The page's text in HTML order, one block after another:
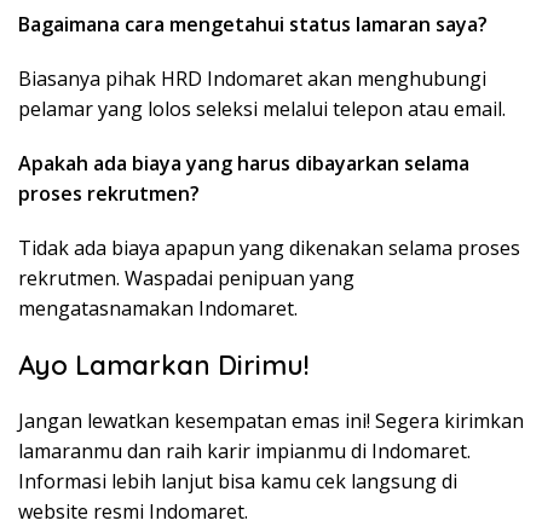
Bagaimana cara mengetahui status lamaran saya?
Biasanya pihak HRD Indomaret akan menghubungi
pelamar yang lolos seleksi melalui telepon atau email.
Apakah ada biaya yang harus dibayarkan selama
proses rekrutmen?
Tidak ada biaya apapun yang dikenakan selama proses
rekrutmen. Waspadai penipuan yang
mengatasnamakan Indomaret.
Ayo Lamarkan Dirimu!
Jangan lewatkan kesempatan emas ini! Segera kirimkan
lamaranmu dan raih karir impianmu di Indomaret.
Informasi lebih lanjut bisa kamu cek langsung di
website resmi Indomaret.